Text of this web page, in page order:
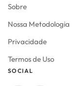
Sobre
Nossa Metodologia
Privacidade
Termos de Uso
SOCIAL